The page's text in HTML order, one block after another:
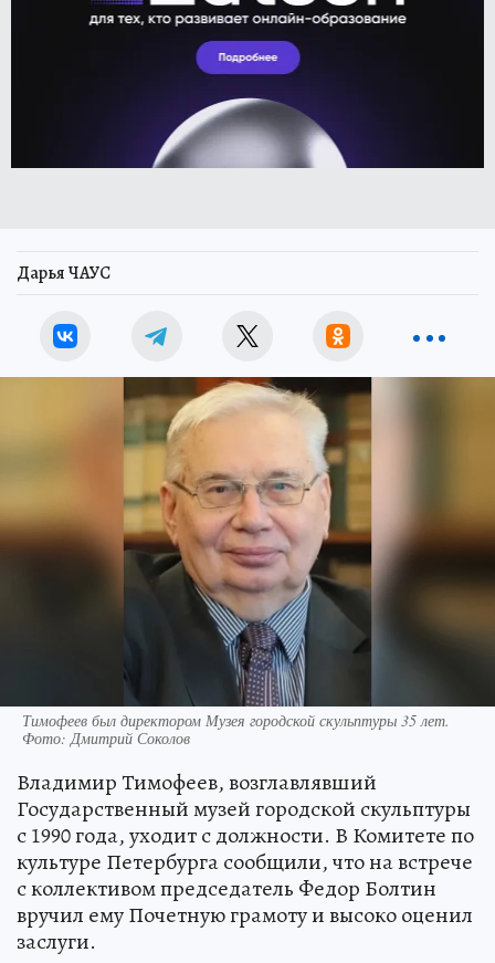
Дарья ЧАУС
Тимофеев был директором Музея городской скульптуры 35 лет.
Фото: Дмитрий Соколов
Владимир Тимофеев, возглавлявший
Государственный музей городской скульптуры
с 1990 года, уходит с должности. В Комитете по
культуре Петербурга сообщили, что на встрече
с коллективом председатель Федор Болтин
вручил ему Почетную грамоту и высоко оценил
заслуги.